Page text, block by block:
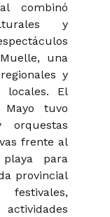
combinó
y
una
y
locales. El
tuvo
frente al
para
provincial